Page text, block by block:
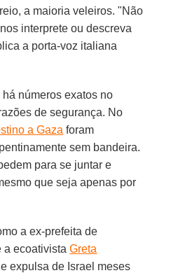
a maioria veleiros. "Não
interprete ou descreva
a porta-voz italiana
números exatos no
de segurança. No
a Gaza foram
sem bandeira.
para se juntar e
que seja apenas por
a ex-prefeita de
a ecoativistaGreta
expulsa de Israel meses